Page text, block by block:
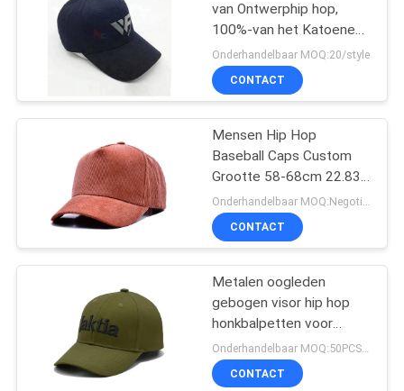
ONGEVEER
FABRIEKSREIS
KWALITEITSCONTROLE
CONTACTEER
ONS
NIEUWS
GEVALLEN
van Ontwerphip hop,
100%-van het Katoenen
Geborduurde de Kappen
de Jeugdhonkbal
Onderhandelbaar MOQ:20/style
CONTACT
Mensen Hip Hop
Baseball Caps Custom
Grootte 58-68cm 22.83 -
26.77 inch
CONTACT
Metalen oogleden
gebogen visor hip hop
honkbalpetten voor
mannen maat
geborduurde hoed
CONTACT